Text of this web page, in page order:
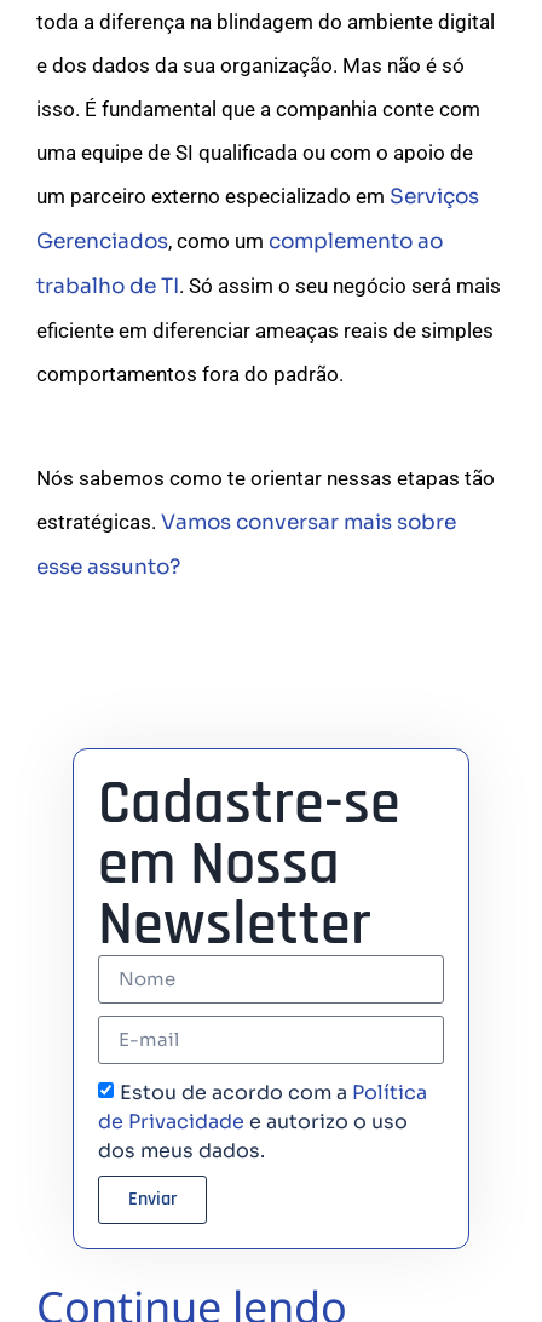
toda a diferença na blindagem do ambiente digital
e dos dados da sua organização. Mas não é só
isso. É fundamental que a companhia conte com
uma equipe de SI qualificada ou com o apoio de
um parceiro externo especializado em Serviços
Gerenciados, como um complemento ao
trabalho de TI. Só assim o seu negócio será mais
eficiente em diferenciar ameaças reais de simples
comportamentos fora do padrão.
Nós sabemos como te orientar nessas etapas tão
estratégicas. Vamos conversar mais sobre
esse assunto?
Cadastre-se
em Nossa
Newsletter
Estou de acordo com a Política
de Privacidade e autorizo o uso
dos meus dados.
Enviar
Continue lendo